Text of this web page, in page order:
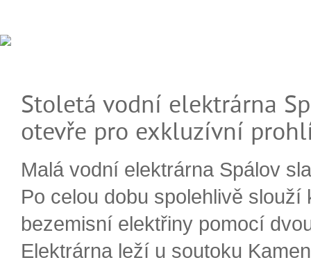
Stoletá vodní elektrárna
otevře pro exkluzívní
Malá vodní elektrárna Spálov
Po celou dobu spolehlivě slouží
bezemisní elektřiny pomocí
Elektrárna leží u soutoku